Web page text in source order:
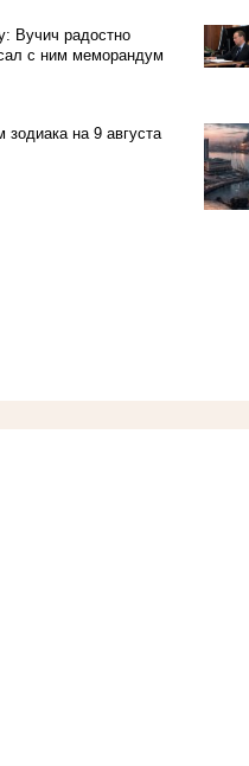
Вучич радостно
с ним меморандум
зодиака на 9 августа